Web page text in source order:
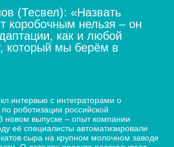
(Тесвел): «Назвать
коробочным нельзя – он
как и любой
который мы берём в
интервью с интеграторами о
роботизации российской
выпуске – опыт компании
её специалисты автоматизировали
сыра на крупном молочном заводе